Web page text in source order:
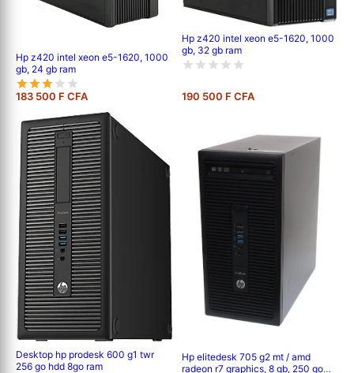
Hp z420 intel xeon e5-1620, 1000
gb, 24 gb ram
183 500 F CFA
Hp z420 intel xeon e5-1620, 1000
gb, 32 gb ram
190 500 F CFA
Desktop hp prodesk 600 g1 twr
256 go hdd 8go ram
Hp elitedesk 705 g2 mt / amd
radeon r7 graphics, 8 gb, 250 go